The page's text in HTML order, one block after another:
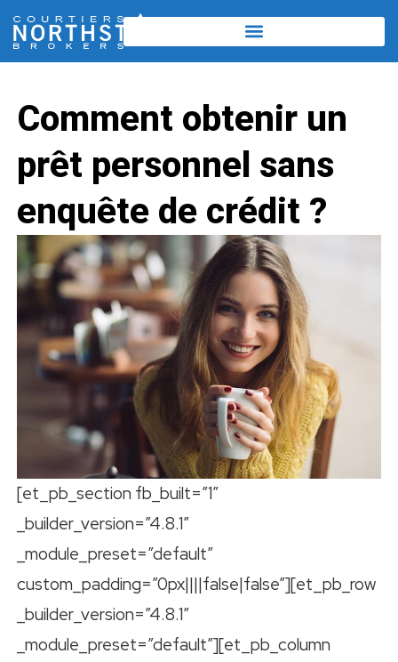
Comment obtenir un
prêt personnel sans
enquête de crédit ?
[et_pb_section fb_built=”1″
_builder_version=”4.8.1″
_module_preset=”default”
custom_padding=”0px||||false|false”][et_pb_row
_builder_version=”4.8.1″
_module_preset=”default”][et_pb_column